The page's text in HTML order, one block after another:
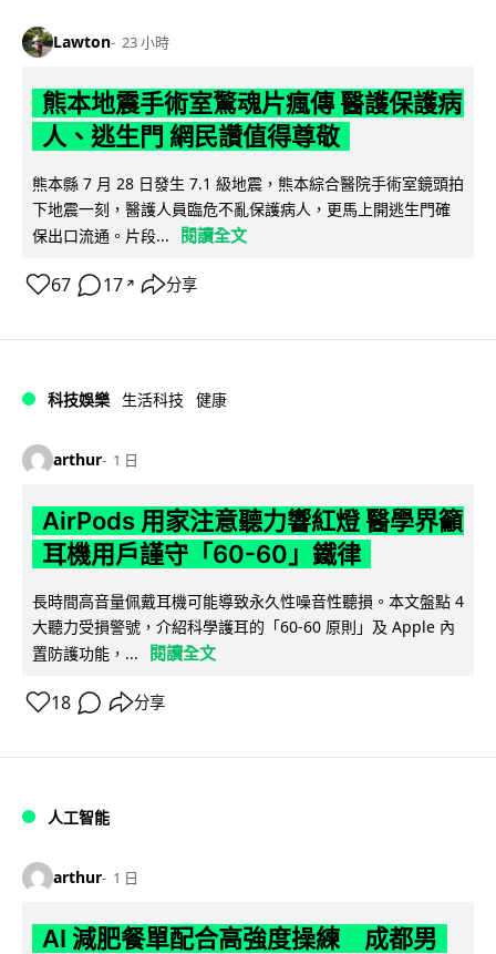
Lawton 23 小時
熊本地震手術室驚魂片瘋傳 醫護保護病
人、逃生門 網民讚值得尊敬
熊本縣 7 月 28 日發生 7.1 級地震，熊本綜合醫院手術室鏡頭拍
下地震一刻，醫護人員臨危不亂保護病人，更馬上開逃生門確
保出口流通。片段...
閱讀全文
67 17 ↗ 分享
科技娛樂 生活科技 健康
arthur 1 日
AirPods 用家注意聽力響紅燈 醫學界籲
耳機用戶謹守「60-60」鐵律
長時間高音量佩戴耳機可能導致永久性噪音性聽損。本文盤點 4
大聽力受損警號，介紹科學護耳的「60-60 原則」及 Apple 內
置防護功能，...
閱讀全文
18 分享
人工智能
arthur 1 日
AI 減肥餐單配合高強度操練 成都男